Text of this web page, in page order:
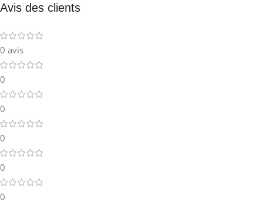
Avis des clients
0 avis
0
0
0
0
0